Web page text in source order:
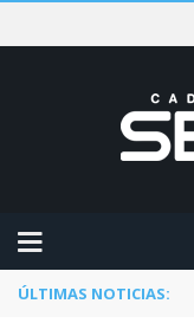
ÚLTIMAS NOTICIAS: